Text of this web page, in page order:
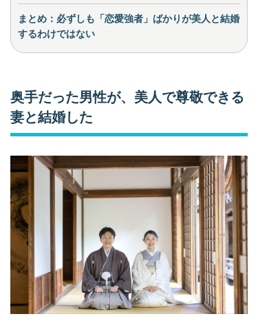
まとめ：必ずしも「恋愛強者」ばかりが美人と結婚
するわけではない
奥手だった男性が、美人で尊敬できる
妻と結婚した